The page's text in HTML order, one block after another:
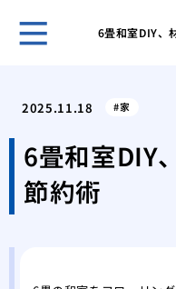
6畳和室DIY、
2025.11.18 家
6畳和室DIY
節約術